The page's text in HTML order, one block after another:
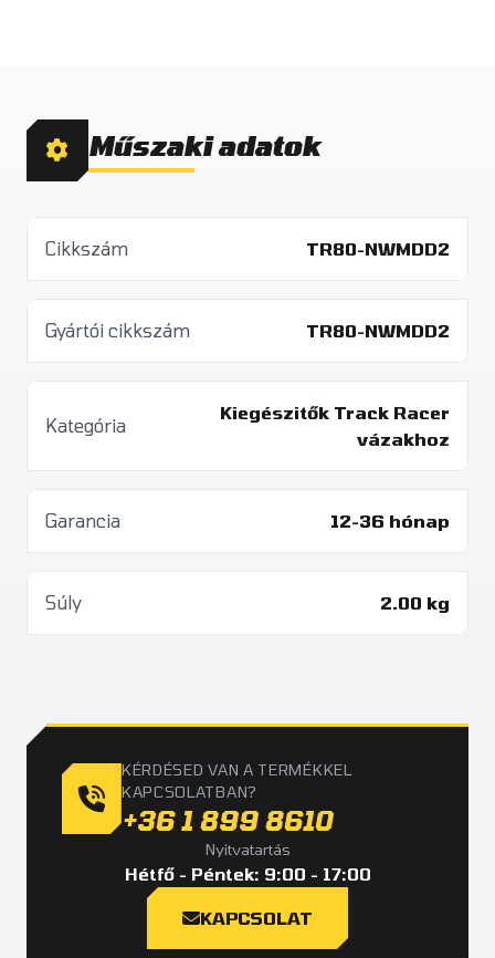
Műszaki adatok
Cikkszám TR80-NWMDD2
Gyártói cikkszám TR80-NWMDD2
Kategória
Kiegészitők Track Racer
vázakhoz
Garancia 12-36 hónap
Súly 2.00 kg
KÉRDÉSED VAN A TERMÉKKEL
KAPCSOLATBAN?
+36 1 899 8610
Nyitvatartás
Hétfő - Péntek: 9:00 - 17:00
KAPCSOLAT